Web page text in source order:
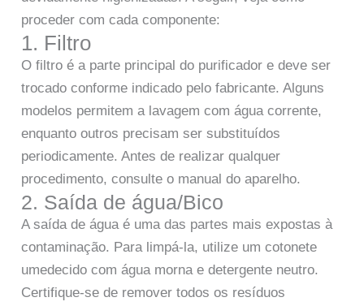
proceder com cada componente:
1. Filtro
O filtro é a parte principal do purificador e deve ser
trocado conforme indicado pelo fabricante. Alguns
modelos permitem a lavagem com água corrente,
enquanto outros precisam ser substituídos
periodicamente. Antes de realizar qualquer
procedimento, consulte o manual do aparelho.
2. Saída de água/Bico
A saída de água é uma das partes mais expostas à
contaminação. Para limpá-la, utilize um cotonete
umedecido com água morna e detergente neutro.
Certifique-se de remover todos os resíduos